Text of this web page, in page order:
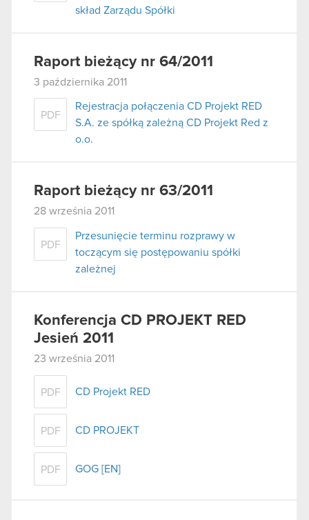
skład Zarządu Spółki
Raport bieżący nr 64/2011
3 października 2011
PDF
Rejestracja połączenia CD Projekt RED
S.A. ze spółką zależną CD Projekt Red z
o.o.
Raport bieżący nr 63/2011
28 września 2011
PDF
Przesunięcie terminu rozprawy w
toczącym się postępowaniu spółki
zależnej
Konferencja CD PROJEKT RED
Jesień 2011
23 września 2011
PDF CD Projekt RED
PDF CD PROJEKT
PDF GOG [EN]